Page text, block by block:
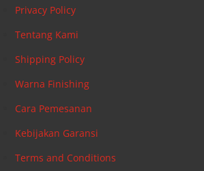
Privacy Policy
Tentang Kami
Shipping Policy
Warna Finishing
Cara Pemesanan
Kebijakan Garansi
Terms and Conditions